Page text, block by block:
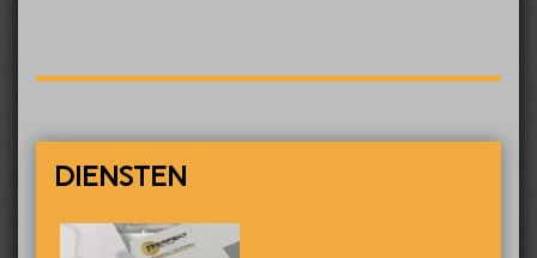
DIENSTEN